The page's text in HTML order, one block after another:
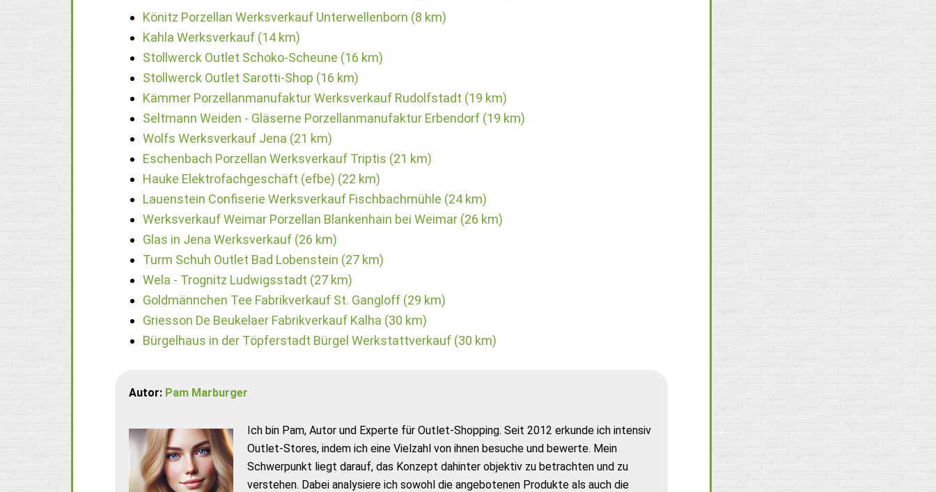
Könitz Porzellan Werksverkauf Unterwellenborn (8 km)
Kahla Werksverkauf (14 km)
Stollwerck Outlet Schoko-Scheune (16 km)
Stollwerck Outlet Sarotti-Shop (16 km)
Kämmer Porzellanmanufaktur Werksverkauf Rudolfstadt (19 km)
Seltmann Weiden - Gläserne Porzellanmanufaktur Erbendorf (19 km)
Wolfs Werksverkauf Jena (21 km)
Eschenbach Porzellan Werksverkauf Triptis (21 km)
Hauke Elektrofachgeschäft (efbe) (22 km)
Lauenstein Confiserie Werksverkauf Fischbachmühle (24 km)
Werksverkauf Weimar Porzellan Blankenhain bei Weimar (26 km)
Glas in Jena Werksverkauf (26 km)
Turm Schuh Outlet Bad Lobenstein (27 km)
Wela - Trognitz Ludwigsstadt (27 km)
Goldmännchen Tee Fabrikverkauf St. Gangloff (29 km)
Griesson De Beukelaer Fabrikverkauf Kalha (30 km)
Bürgelhaus in der Töpferstadt Bürgel Werkstattverkauf (30 km)
Autor: Pam Marburger
Ich bin Pam, Autor und Experte für Outlet-Shopping. Seit 2012 erkunde ich intensiv
Outlet-Stores, indem ich eine Vielzahl von ihnen besuche und bewerte. Mein
Schwerpunkt liegt darauf, das Konzept dahinter objektiv zu betrachten und zu
verstehen. Dabei analysiere ich sowohl die angebotenen Produkte als auch die